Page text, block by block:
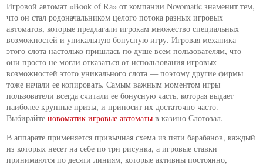
Игровой автомат «Book of Ra» от компании Novomatic знаменит тем,
что он стал родоначальником целого потока разных игровых
автоматов, которые предлагали игрокам множество специальных
возможностей и уникальную бонусную игру. Игровая механика
этого слота настолько пришлась по душе всем пользователям, что
они просто не могли отказаться от использования игровых
возможностей этого уникального слота — поэтому другие фирмы
тоже начали ее копировать. Самым важным моментом игры
пользователи всегда считали ее бонусную часть, которая выдает
наиболее крупные призы, и приносит их достаточно часто.
Выбирайтеновоматик игровые автоматы в казино Слотозал.
В аппарате применяется привычная схема из пяти барабанов, каждый
из которых несет на себе по три рисунка, а игровые ставки
принимаются по десяти линиям, которые активны постоянно,